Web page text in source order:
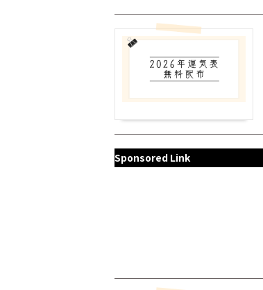
Sponsored Link